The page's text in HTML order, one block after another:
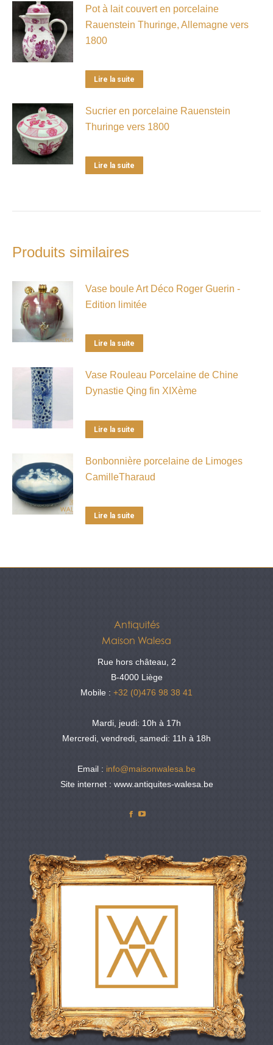
Pot à lait couvert en porcelaine
Rauenstein Thuringe, Allemagne vers
1800
Lire la suite
Sucrier en porcelaine Rauenstein
Thuringe vers 1800
Lire la suite
Produits similaires
Vase boule Art Déco Roger Guerin -
Edition limitée
Lire la suite
Vase Rouleau Porcelaine de Chine
Dynastie Qing fin XIXème
Lire la suite
Bonbonnière porcelaine de Limoges
CamilleTharaud
Lire la suite
Antiquités
Maison Walesa
Rue hors château, 2
B-4000 Liège
Mobile : +32 (0)476 98 38 41
Mardi, jeudi: 10h à 17h
Mercredi, vendredi, samedi: 11h à 18h
Email : info@maisonwalesa.be
Site internet : www.antiquites-walesa.be
Facebook